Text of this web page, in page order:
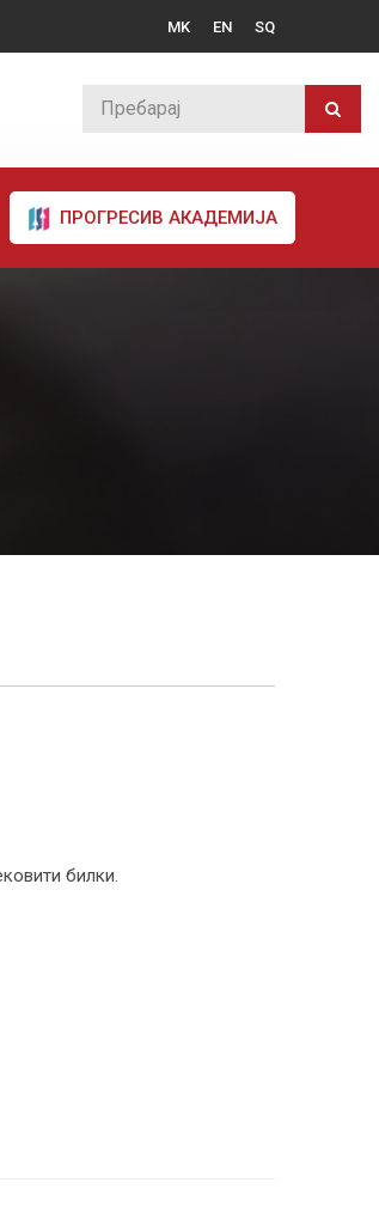
MK EN SQ
ПРОГРЕСИВ АКАДЕМИЈА
билки.